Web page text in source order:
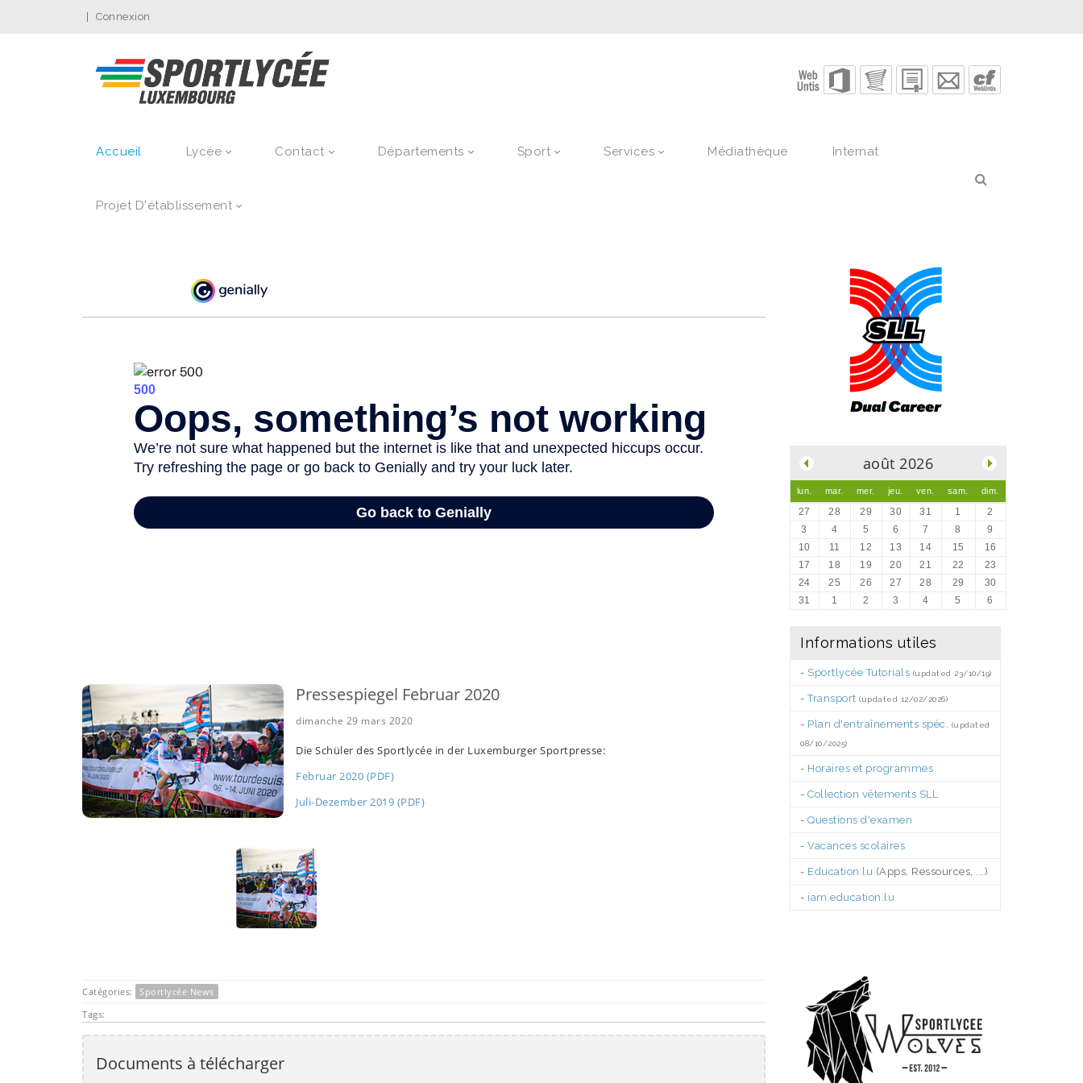
Connexion
Accueil Lycée Contact Départements Sport Services Médiathèque Internat
Projet D'établissement
Pressespiegel Februar 2020
dimanche 29 mars 2020
Die Schüler des Sportlycée in der Luxemburger Sportpresse:
Februar 2020 (PDF)
Juli-Dezember 2019 (PDF)
Catégories:
Sportlycée News
Tags:
Documents à télécharger
août 2026
lun. mar. mer. jeu. ven. sam. dim.
27 28 29 30 31 1
2
3
4 5 6 7 8
9
10
11 12 13 14 15
16
17
18 19 20 21 22
23
24
25 26 27 28 29
30
31
1 2 3 4 5 6
Informations utiles
- Sportlycée Tutorials (updated 23/10/19)
-Transport (updated 12/02/2026)
- Plan d'entraînements spéc. (updated
08/10/2025)
- Horaires et programmes
- Collection vêtements SLL
- Questions d'examen
- Vacances scolaires
- Education.lu (Apps, Ressources, ...)
- iam.education.lu